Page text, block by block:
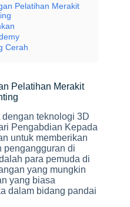
Pelatihan Merakit
Cerah
Pelatihan Merakit
teknologi 3D
Pengabdian Kepada
untuk memberikan
pengangguran di
para pemuda di
yang mungkin
yang biasa
dalam bidang pandai